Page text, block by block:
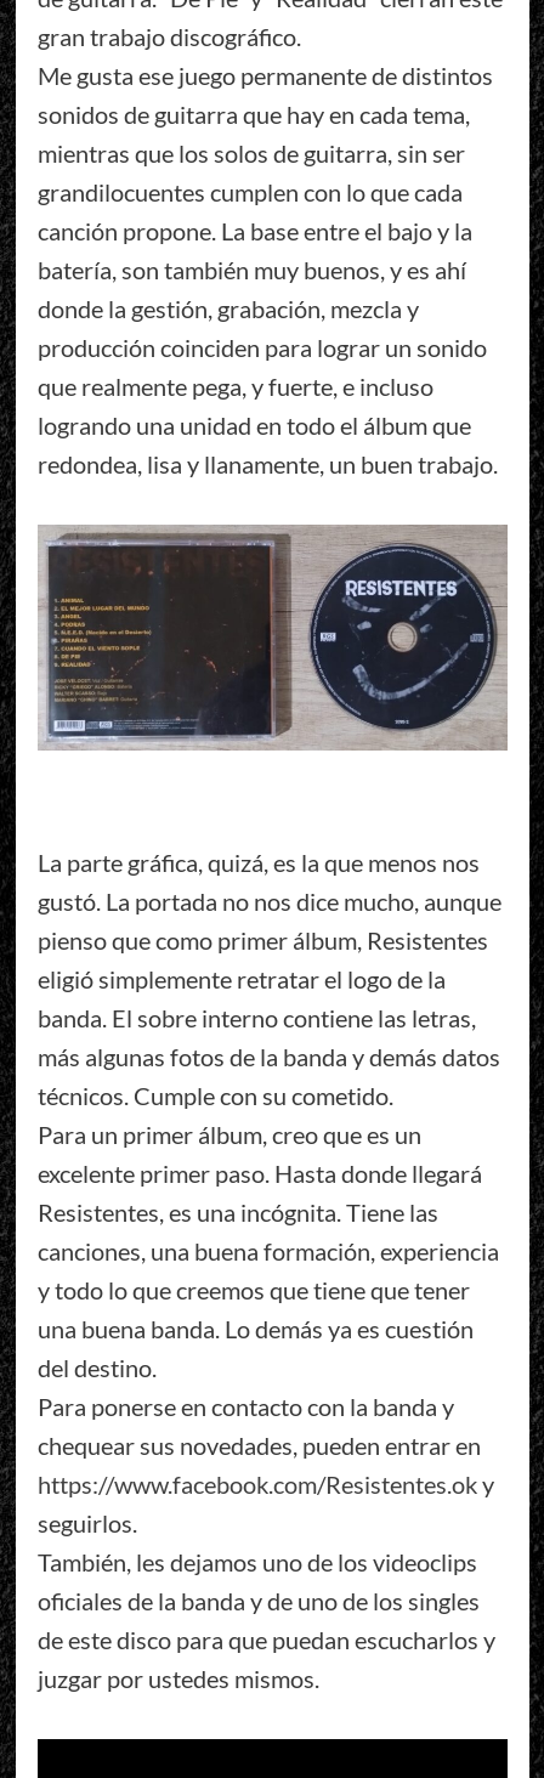
gran trabajo discográfico.
Me gusta ese juego permanente de distintos
sonidos de guitarra que hay en cada tema,
mientras que los solos de guitarra, sin ser
grandilocuentes cumplen con lo que cada
canción propone. La base entre el bajo y la
batería, son también muy buenos, y es ahí
donde la gestión, grabación, mezcla y
producción coinciden para lograr un sonido
que realmente pega, y fuerte, e incluso
logrando una unidad en todo el álbum que
redondea, lisa y llanamente, un buen trabajo.
La parte gráfica, quizá, es la que menos nos
gustó. La portada no nos dice mucho, aunque
pienso que como primer álbum, Resistentes
eligió simplemente retratar el logo de la
banda. El sobre interno contiene las letras,
más algunas fotos de la banda y demás datos
técnicos. Cumple con su cometido.
Para un primer álbum, creo que es un
excelente primer paso. Hasta donde llegará
Resistentes, es una incógnita. Tiene las
canciones, una buena formación, experiencia
y todo lo que creemos que tiene que tener
una buena banda. Lo demás ya es cuestión
del destino.
Para ponerse en contacto con la banda y
chequear sus novedades, pueden entrar en
https://www.facebook.com/Resistentes.oky
seguirlos.
También, les dejamos uno de los videoclips
oficiales de la banda y de uno de los singles
de este disco para que puedan escucharlos y
juzgar por ustedes mismos.